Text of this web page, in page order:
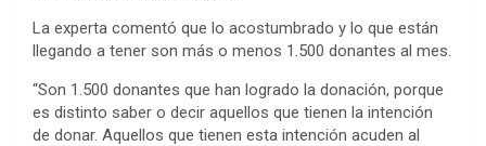
La experta comentó que lo acostumbrado y lo que están
llegando a tener son más o menos 1.500 donantes al mes.
“Son 1.500 donantes que han logrado la donación, porque
es distinto saber o decir aquellos que tienen la intención
de donar. Aquellos que tienen esta intención acuden al